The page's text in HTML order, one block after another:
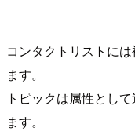
コンタクトリストに
ます。
トピックは属性とし
ます。